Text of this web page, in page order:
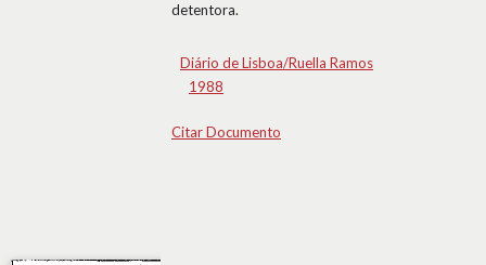
detentora.
Diário de Lisboa/Ruella Ramos
1988
Citar Documento